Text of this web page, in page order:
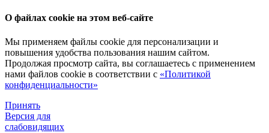
О файлах cookie на этом веб-сайте
Мы применяем файлы cookie для персонализации и
повышения удобства пользования нашим сайтом.
Продолжая просмотр сайта, вы соглашаетесь с применением
нами файлов cookie в соответствии с «Политикой
конфиденциальности»
Принять
Версия для
слабовидящих